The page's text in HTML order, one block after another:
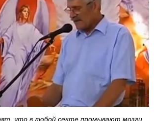
что в любой секте промывают мозги